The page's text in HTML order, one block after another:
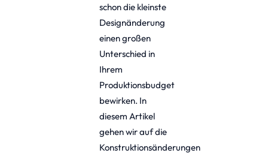
schon die kleinste
Designänderung
einen großen
Unterschied in
Ihrem
Produktionsbudget
bewirken. In
diesem Artikel
gehen wir auf die
Konstruktionsänderungen